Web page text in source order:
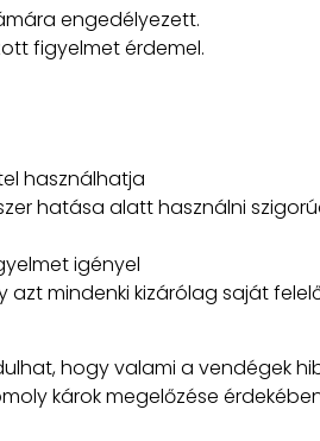
engedélyezett.
figyelmet érdemel.
használhatja
hatása alatt használni
igényel
mindenki kizárólag saját
hogy valami a vendégek
károk megelőzése